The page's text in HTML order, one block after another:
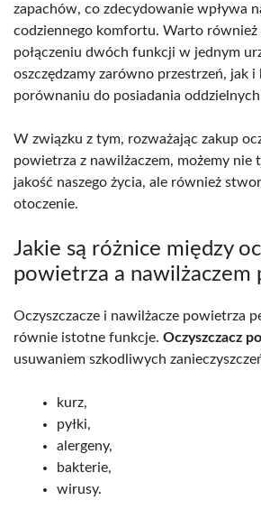
zapachów, co zdecydowanie wpływa
codziennego komfortu. Warto również
połączeniu dwóch funkcji w jednym
oszczędzamy zarówno przestrzeń, jak i
porównaniu do posiadania
W związku z tym, rozważając zakup
powietrza z nawilżaczem, możemy nie
jakość naszego życia, ale również
otoczenie.
Jakie są różnice między
powietrza a nawilżaczem
Oczyszczacze i nawilżacze powietrza
równie istotne funkcje. Oczyszczacz
usuwaniem szkodliwych
kurz,
pyłki,
alergeny,
bakterie,
wirusy.